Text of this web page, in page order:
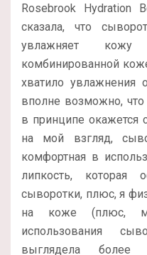
Rosebrook Hydration
сказала, что
увлажняет
комбинированной
хватило увлажнения
вполне возможно,
в принципе окажется
на мой взгляд,
комфортная в
липкость, которая
сыворотки, плюс, я
на коже (плюс,
использования
выглядела